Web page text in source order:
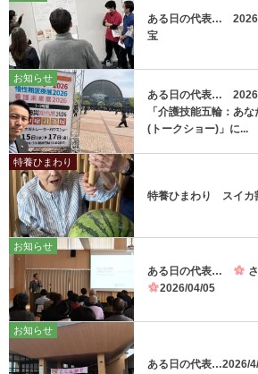
ある日の代表…
宝
お知らせ
ある日の代表…
「介護技能五輪：あ
(トークショー)」に...
特養ひまわり
特養ひまわり スイカ
お知らせ
ある日の代表…
2026/04/05
お知らせ
ある日の代表…2026/